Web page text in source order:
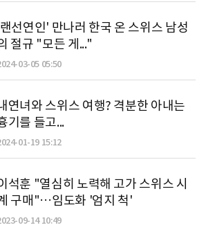
선연인' 만나러 한국 온 스위스 남성
절규 "모든 게..."
03-05 05:50
연녀와 스위스 여행? 격분한 아내는
기를 들고...
01-19 15:12
석훈 "열심히 노력해 고가 스위스 시
구매"…임도화 '엄지 척'
09-14 10:49